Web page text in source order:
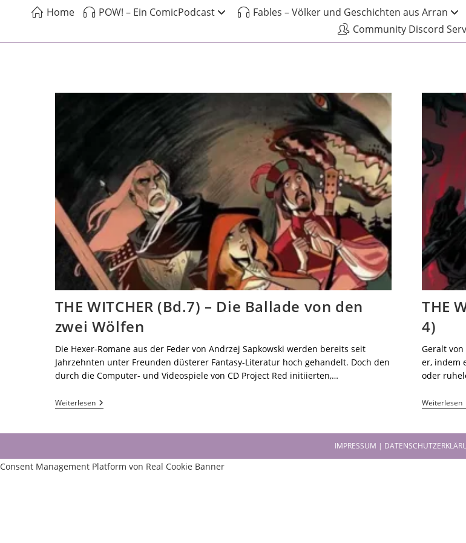
Home POW! – Ein ComicPodcast Fables – Völker und Geschichten aus Arran
Community Discord
THE WITCHER (Bd.7) – Die Ballade von den
zwei Wölfen
Die Hexer-Romane aus der Feder von Andrzej Sapkowski werden bereits seit
Jahrzehnten unter Freunden düsterer Fantasy-Literatur hoch gehandelt. Doch den
durch die Computer- und Videospiele von CD Project Red initiierten,…
Weiterlesen
THE
4)
Geralt
er, indem
oder
Weiterlesen
IMPRESSUM |
Consent Management Platform von Real Cookie Banner